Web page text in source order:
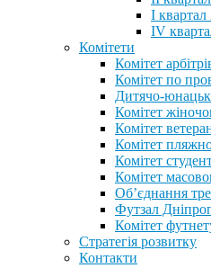
I
IV
Комітети
Комітет
Комітет по
Дитячо-
Комітет
Комітет
Комітет
Комітет
Комітет
Обʼєднання
Футзал
Комітет
Стратегія розвитку
Контакти